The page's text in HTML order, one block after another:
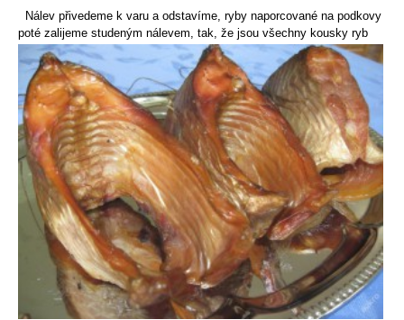
Nálev přivedeme k varu a odstavíme, ryby naporcované na podkovy
poté zalijeme studeným nálevem, tak, že jsou všechny kousky ryb